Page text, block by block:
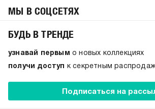
МЫ В СОЦСЕТЯХ
БУДЬ В ТРЕНДЕ
узнавай первым о новых коллекциях
получи доступ к секретным
Подписаться на